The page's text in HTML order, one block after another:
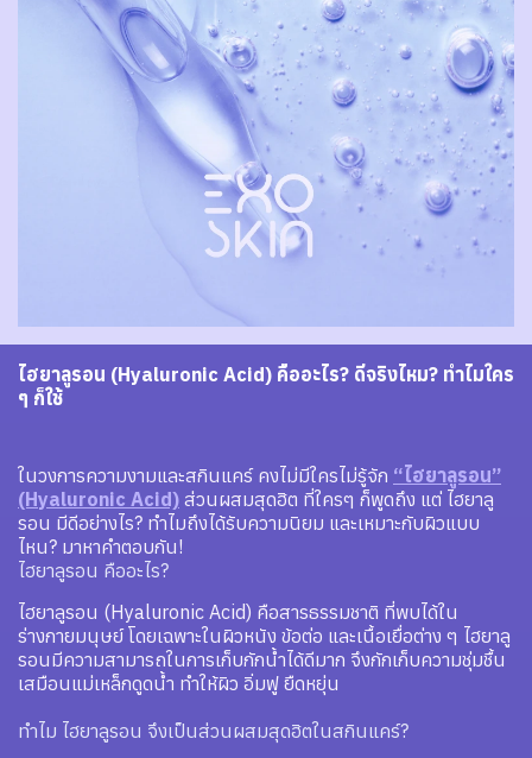
ไฮยาลูรอน (Hyaluronic Acid) คืออะไร? ดีจริงไหม? ทำไมใคร
ๆ ก็ใช้
ในวงการความงามและสกินแคร์ คงไม่มีใครไม่รู้จัก “ไฮยาลูรอน”
(Hyaluronic Acid) ส่วนผสมสุดฮิต ที่ใครๆ ก็พูดถึง แต่ ไฮยาลู
รอน มีดีอย่างไร? ทำไมถึงได้รับความนิยม และเหมาะกับผิวแบบ
ไหน? มาหาคำตอบกัน!
ไฮยาลูรอน คืออะไร?
ไฮยาลูรอน (Hyaluronic Acid) คือสารธรรมชาติ ที่พบได้ใน
ร่างกายมนุษย์ โดยเฉพาะในผิวหนัง ข้อต่อ และเนื้อเยื่อต่าง ๆ ไฮยาลู
รอนมีความสามารถในการเก็บกักน้ำได้ดีมาก จึงกักเก็บความชุ่มชื้น
เสมือนแม่เหล็กดูดน้ำ ทำให้ผิว อิ่มฟู ยืดหยุ่น
ทำไม ไฮยาลูรอน จึงเป็นส่วนผสมสุดฮิตในสกินแคร์?